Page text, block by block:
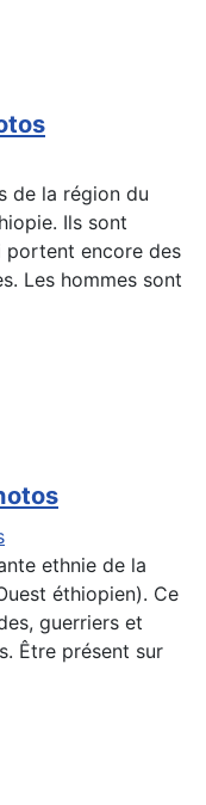
de la région du
Ils sont
portent encore des
Les hommes sont
ethnie de la
éthiopien). Ce
guerriers et
Être présent sur